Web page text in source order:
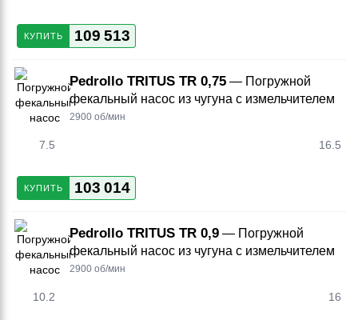
КУПИТЬ 109 513
Pedrollo TRITUS TR 0,75 — Погружной
фекальный насос из чугуна с измельчителем
2900 об/мин
7.5 16.5
КУПИТЬ 103 014
Pedrollo TRITUS TR 0,9 — Погружной
фекальный насос из чугуна с измельчителем
2900 об/мин
10.2 16